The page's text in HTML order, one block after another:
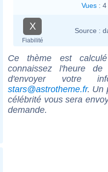
Vues : 4
X
Fiabilité
Source :
Ce thème est
connaissez l'heure de
d'envoyer votre
stars@astrotheme.fr. Un
célébrité vous sera
demande.